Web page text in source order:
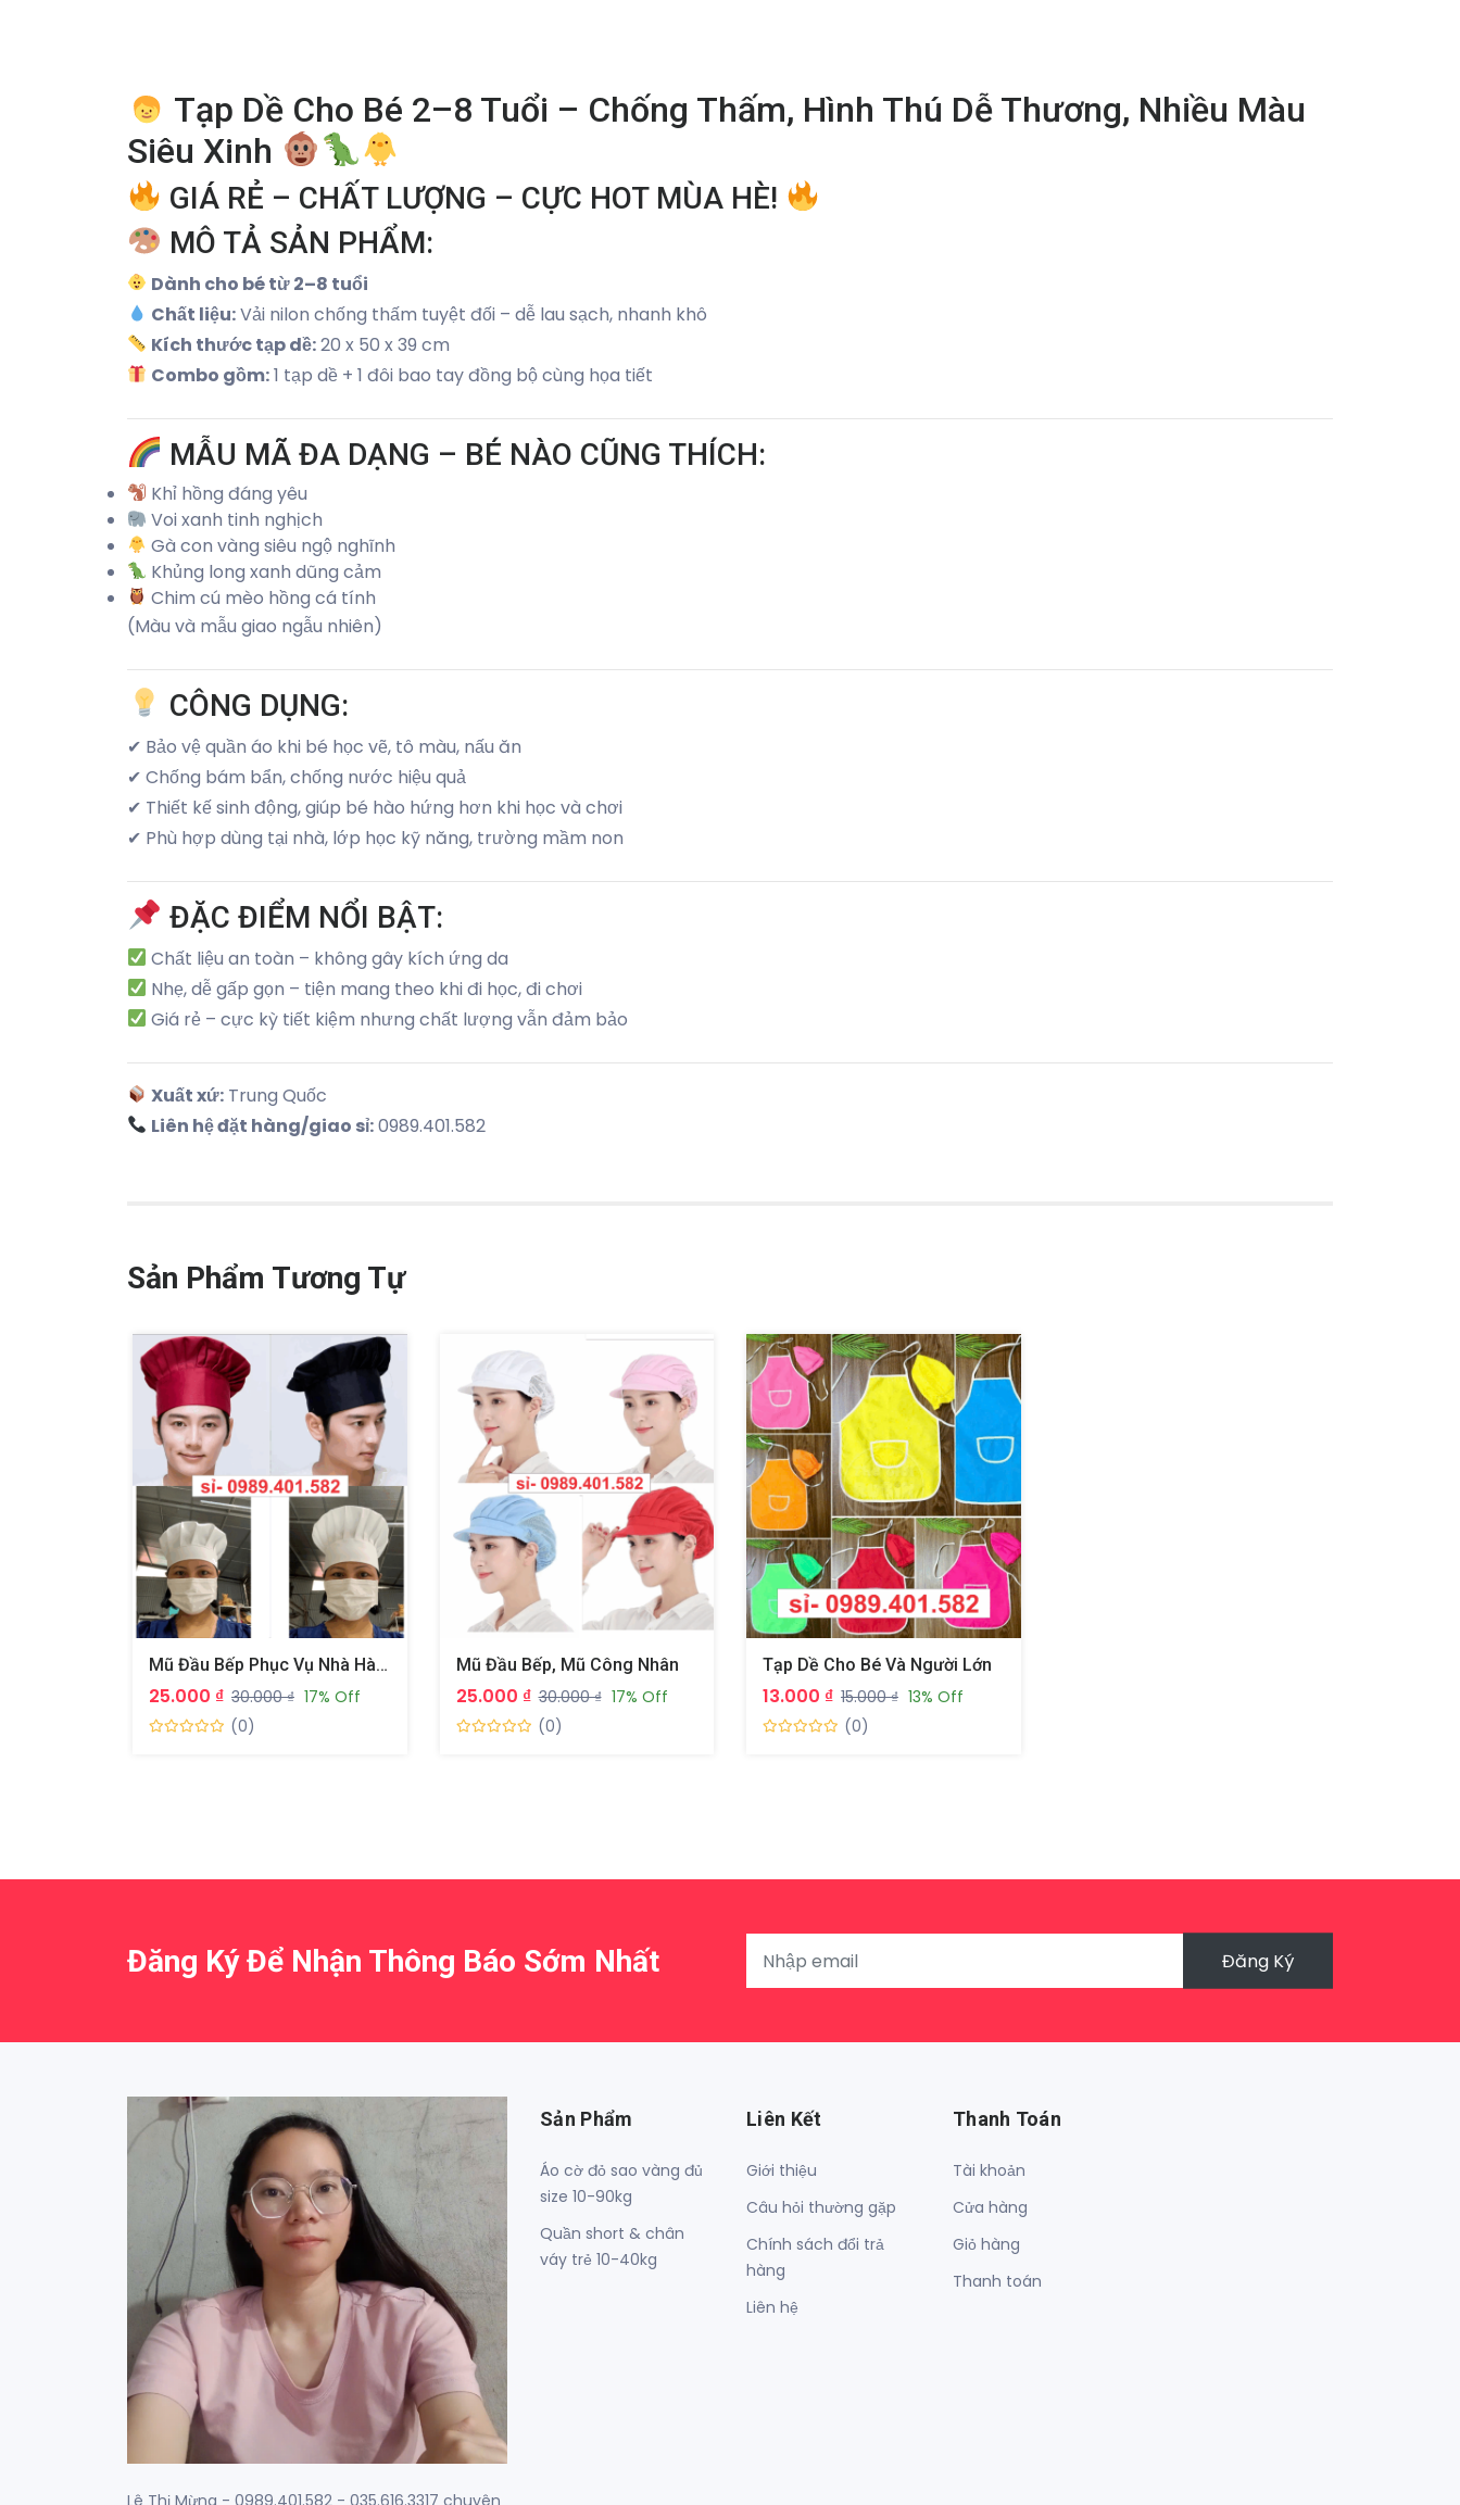
Tạp Dề Cho Bé 2–8 Tuổi – Chống Thấm, Hình Thú Dễ Thương, Nhiều Màu
Siêu Xinh
GIÁ RẺ – CHẤT LƯỢNG – CỰC HOT MÙA HÈ!
MÔ TẢ SẢN PHẨM:
Dành cho bé từ 2–8 tuổi
Chất liệu:Vải nilon chống thấm tuyệt đối – dễ lau sạch, nhanh khô
Kích thước tạp dề:20 x 50 x 39 cm
Combo gồm:1 tạp dề + 1 đôi bao tay đồng bộ cùng họa tiết
MẪU MÃ ĐA DẠNG – BÉ NÀO CŨNG THÍCH:
Khỉ hồng đáng yêu
Voi xanh tinh nghịch
Gà con vàng siêu ngộ nghĩnh
Khủng long xanh dũng cảm
Chim cú mèo hồng cá tính
(Màu và mẫu giao ngẫu nhiên)
CÔNG DỤNG:
✔ Bảo vệ quần áo khi bé học vẽ, tô màu, nấu ăn
✔ Chống bám bẩn, chống nước hiệu quả
✔ Thiết kế sinh động, giúp bé hào hứng hơn khi học và chơi
✔ Phù hợp dùng tại nhà, lớp học kỹ năng, trường mầm non
ĐẶC ĐIỂM NỔI BẬT:
Chất liệu an toàn – không gây kích ứng da
Nhẹ, dễ gấp gọn – tiện mang theo khi đi học, đi chơi
Giá rẻ – cực kỳ tiết kiệm nhưng chất lượng vẫn đảm bảo
Xuất xứ: Trung Quốc
Liên hệ đặt hàng/giao sỉ:0989.401.582
Sản Phẩm Tương Tự
Mũ Đầu Bếp Phục Vụ Nhà Hàng – Quán Ăn Cho Người Lớn Có 3 Màu : Trắng – Đen – Đỏ Đô
25.000 ₫ 30.000 ₫ 17% Off
(0)
Mũ Đầu Bếp, Mũ Công Nhân
25.000 ₫ 30.000 ₫ 17% Off
(0)
Tạp Dề Cho Bé Và Người Lớn
13.000 ₫ 15.000 ₫ 13% Off
(0)
Đăng Ký Để Nhận Thông Báo Sớm Nhất Đăng Ký
Sản Phẩm
Áo cờ đỏ sao vàng đủ
size 10-90kg
Quần short & chân
váy trẻ 10-40kg
Liên Kết
Giới thiệu
Câu hỏi thường gặp
Chính sách đổi trả
hàng
Liên hệ
Thanh Toán
Tài khoản
Cửa hàng
Giỏ hàng
Thanh toán